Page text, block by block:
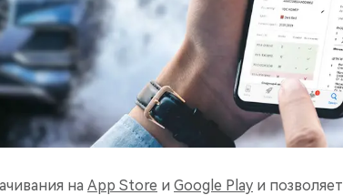
на App Store и Google Play и позволяет